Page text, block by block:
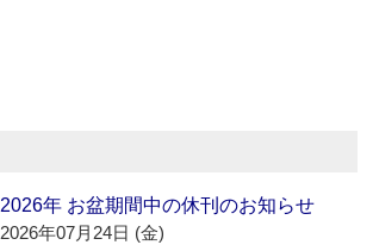
2026年 お盆期間中の休刊のお知らせ
2026年07月24日 (金)